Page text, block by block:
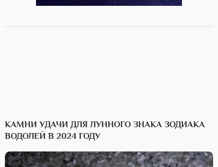
КАМНИ УДАЧИ ДЛЯ ЛУННОГО ЗНАКА ЗОДИАКА
ВОДОЛЕЙ В 2024 ГОДУ